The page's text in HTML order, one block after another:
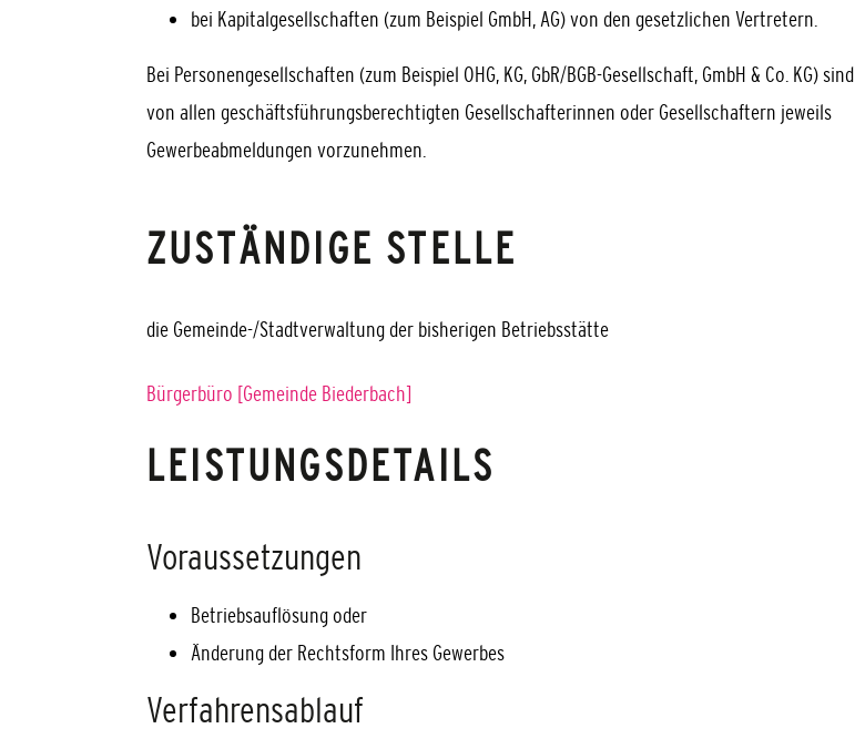
bei Kapitalgesellschaften (zum Beispiel GmbH, AG) von den gesetzlichen Vertretern.
Bei Personengesellschaften (zum Beispiel OHG, KG, GbR/BGB-Gesellschaft, GmbH & Co. KG) sind
von allen geschäftsführungsberechtigten Gesellschafterinnen oder Gesellschaftern jeweils
Gewerbeabmeldungen vorzunehmen.
ZUSTÄNDIGE STELLE
die Gemeinde-/Stadtverwaltung der bisherigen Betriebsstätte
Bürgerbüro [Gemeinde Biederbach]
LEISTUNGSDETAILS
Voraussetzungen
Betriebsauflösung oder
Änderung der Rechtsform Ihres Gewerbes
Verfahrensablauf